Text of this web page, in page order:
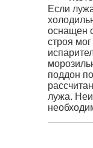
Если
оснащен
строя
поддон
лужа.